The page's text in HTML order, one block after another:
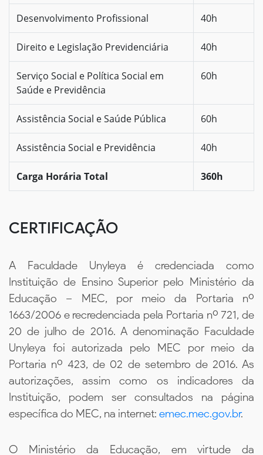
Desenvolvimento Profissional 40h
Direito e Legislação Previdenciária 40h
Serviço Social e Política Social em
Saúde e Previdência
60h
Assistência Social e Saúde Pública 60h
Assistência Social e Previdência 40h
Carga Horária Total 360h
CERTIFICAÇÃO
A Faculdade Unyleya é credenciada como
Instituição de Ensino Superior pelo Ministério da
Educação – MEC, por meio da Portaria nº
1663/2006 e recredenciada pela Portaria nº 721, de
20 de julho de 2016. A denominação Faculdade
Unyleya foi autorizada pelo MEC por meio da
Portaria nº 423, de 02 de setembro de 2016. As
autorizações, assim como os indicadores da
Instituição, podem ser consultados na página
específica do MEC, na internet: emec.mec.gov.br.
O Ministério da Educação, em virtude da